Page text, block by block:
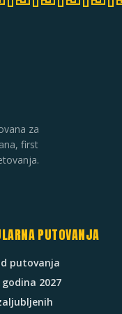
za
first
PUTOVANJA
putovanja
godina 2027